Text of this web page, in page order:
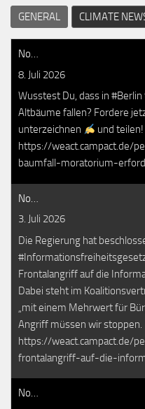
GENERAL CLIMATE
No…
8. Juli 2026
Wusstest Du, dass in
Altbäume fallen? Fordere
unterzeichnen
und teilen!
https://weact.campact.de/
baumfall-moratorium-
No…
3. Juli 2026
Die Regierung hat
Frontalangriff auf die
Dabei steht im
„mit einem Mehrwert für
Angriff müssen wir stoppen.
https://weact.campact.de/
frontalangriff-auf-die-
No…